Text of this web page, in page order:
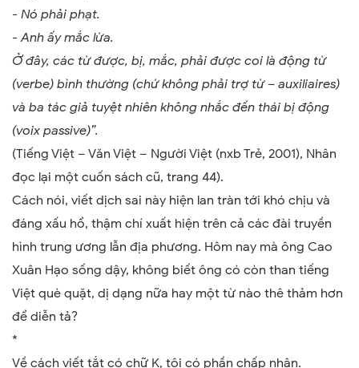
- Nó phải phạt.
- Anh ấy mắc lừa.
Ở đây, các từ được, bị, mắc, phải được coi là động từ
(verbe) bình thường (chứ không phải trợ từ – auxiliaires)
và ba tác giả tuyệt nhiên không nhắc đến thái bị động
(voix passive)”.
(Tiếng Việt – Văn Việt – Người Việt (nxb Trẻ, 2001), Nhân
đọc lại một cuốn sách cũ, trang 44).
Cách nói, viết dịch sai này hiện lan tràn tới khó chịu và
đáng xấu hổ, thậm chí xuất hiện trên cả các đài truyền
hình trung ương lẫn địa phương. Hôm nay mà ông Cao
Xuân Hạo sống dậy, không biết ông có còn than tiếng
Việt què quặt, dị dạng nữa hay một từ nào thê thảm hơn
để diễn tả?
*
Về cách viết tắt có chữ K, tôi có phần chấp nhận.